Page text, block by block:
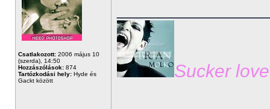
Csatlakozott: 2006 május 10
(szerda), 14:50
Hozzászólások: 874
Tartózkodási hely: Hyde és
Gackt között
Sucker